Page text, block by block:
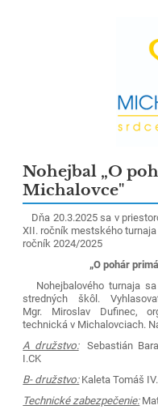
Nohejbal „O
Michalovce"
Dňa 20.3.2025 sa v
XII. ročník mestského
ročník 2024/2025
„O pohár
Nohejbalového turnaja
stredných škôl.
Mgr. Miroslav Dufinec,
technická v Michalovciach.
A družstvo:Sebastián
I.CK
B- družstvo:Kaleta Tomáš
Technické zabezpečenie: